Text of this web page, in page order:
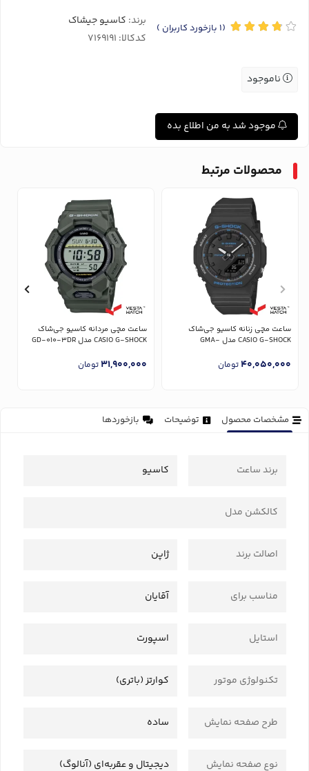
(1 بازخورد کاربران ) برند: کاسیو جیشاک
کدکالا:
ناموجود
موجود شد به من اطلاع بده
محصولات مرتبط
ساعت مچی زنانه کاسیو جی‌شاک
CASIO G-SHOCK مدل GMA-
40,050,000تومان
ساعت مچی مردانه کاسیو جی‌شاک
CASIO G-SHOCK مدل GD-010-3DR
31,900,000تومان
مشخصات محصول توضیحات بازخوردها
برند ساعت کاسیو
کالکشن مدل
اصالت برند ژاپن
مناسب برای آقایان
استایل اسپورت
تکنولوژی موتور کوارتز (باتری)
طرح صفحه نمایش ساده
نوع صفحه نمایش دیجیتال و عقربه‌ای (آنالوگ)